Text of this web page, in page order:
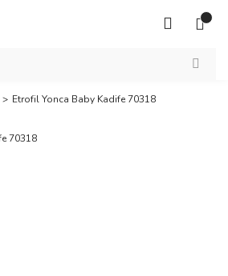
Etrofil Yonca Baby Kadife 70318